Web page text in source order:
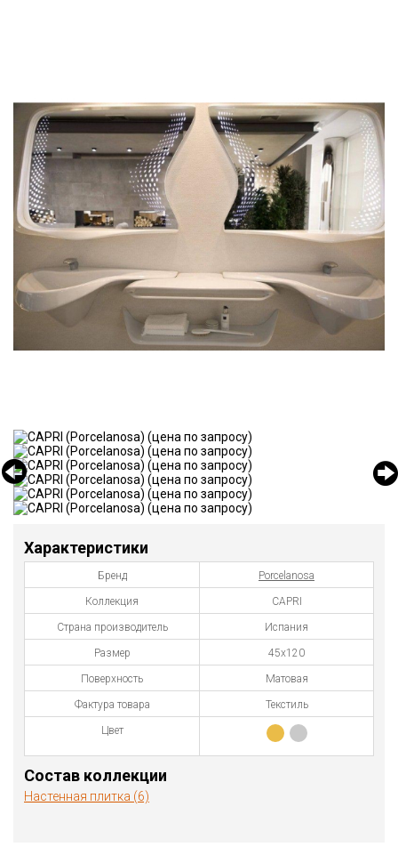
Характеристики
Бренд Porcelanosa
Коллекция CAPRI
Страна производитель Испания
Размер 45х120
Поверхность Матовая
Фактура товара Текстиль
Цвет
Состав коллекции
Настенная плитка (6)